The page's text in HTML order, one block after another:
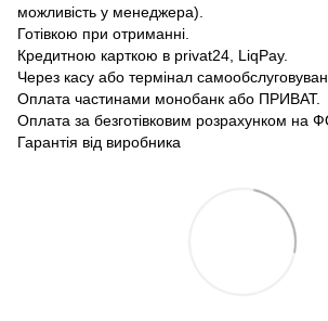
можливість у менеджера).
Готівкою при отриманні.
Кредитною карткою в privat24, LiqPay.
Через касу або термінал
Оплата частинами монобанк або ПРИВАТ.
Оплата за безготівковим розрахунком на
Гарантія від виробника